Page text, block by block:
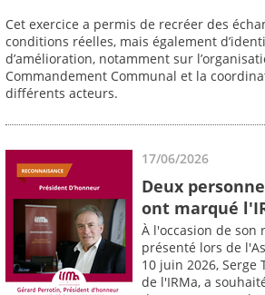
Cet exercice a permis de recréer des
conditions réelles, mais également
d’amélioration, notamment sur
Commandement Communal et la
différents acteurs.
17/06/2026
Deux
ont marqué
À l'occasion de son
présenté lors de
10 juin 2026, Serge
de l'IRMa, a